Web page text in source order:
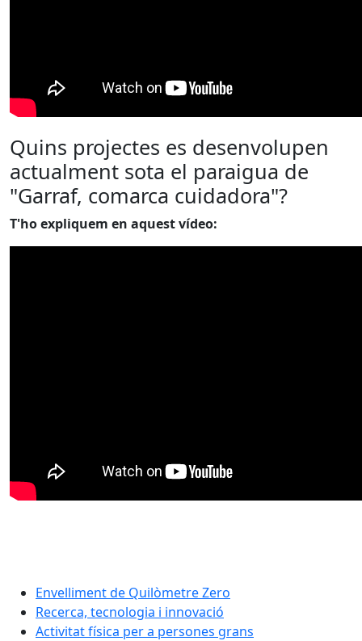
Quins projectes es desenvolupen
actualment sota el paraigua de
"Garraf, comarca cuidadora"?
T'ho expliquem en aquest vídeo:
Envelliment de Quilòmetre Zero
Recerca, tecnologia i innovació
Activitat física per a persones grans